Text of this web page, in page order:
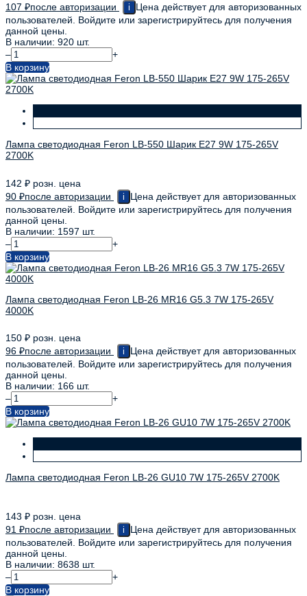
107 ₽после авторизации i
Цена действует для авторизованных
пользователей. Войдите или зарегистрируйтесь для получения
данной цены.
В наличии: 920 шт.
–
+
В корзину
Лампа светодиодная Feron LB-550 Шарик E27 9W 175-265V
2700K
142 ₽ розн. цена
90 ₽после авторизации i
Цена действует для авторизованных
пользователей. Войдите или зарегистрируйтесь для получения
данной цены.
В наличии: 1597 шт.
–
+
В корзину
Лампа светодиодная Feron LB-26 MR16 G5.3 7W 175-265V
4000K
150 ₽ розн. цена
96 ₽после авторизации i
Цена действует для авторизованных
пользователей. Войдите или зарегистрируйтесь для получения
данной цены.
В наличии: 166 шт.
–
+
В корзину
Лампа светодиодная Feron LB-26 GU10 7W 175-265V 2700K
143 ₽ розн. цена
91 ₽после авторизации i
Цена действует для авторизованных
пользователей. Войдите или зарегистрируйтесь для получения
данной цены.
В наличии: 8638 шт.
–
+
В корзину